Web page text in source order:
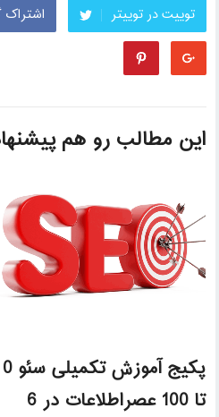
توییت در توییتر
این مطالب رو هم
پکیج آموزش تکمیلی سئو 0
تا 100 عصراطلاعات در 6